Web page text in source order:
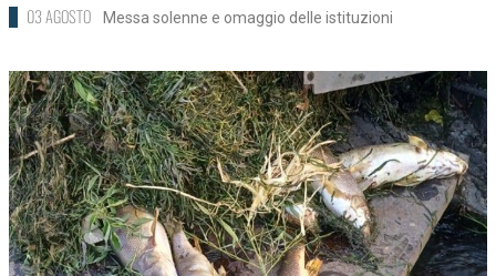
03 AGOSTO Messa solenne e omaggio delle istituzioni